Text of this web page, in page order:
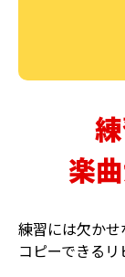
楽
練習には欠か
コピーできる